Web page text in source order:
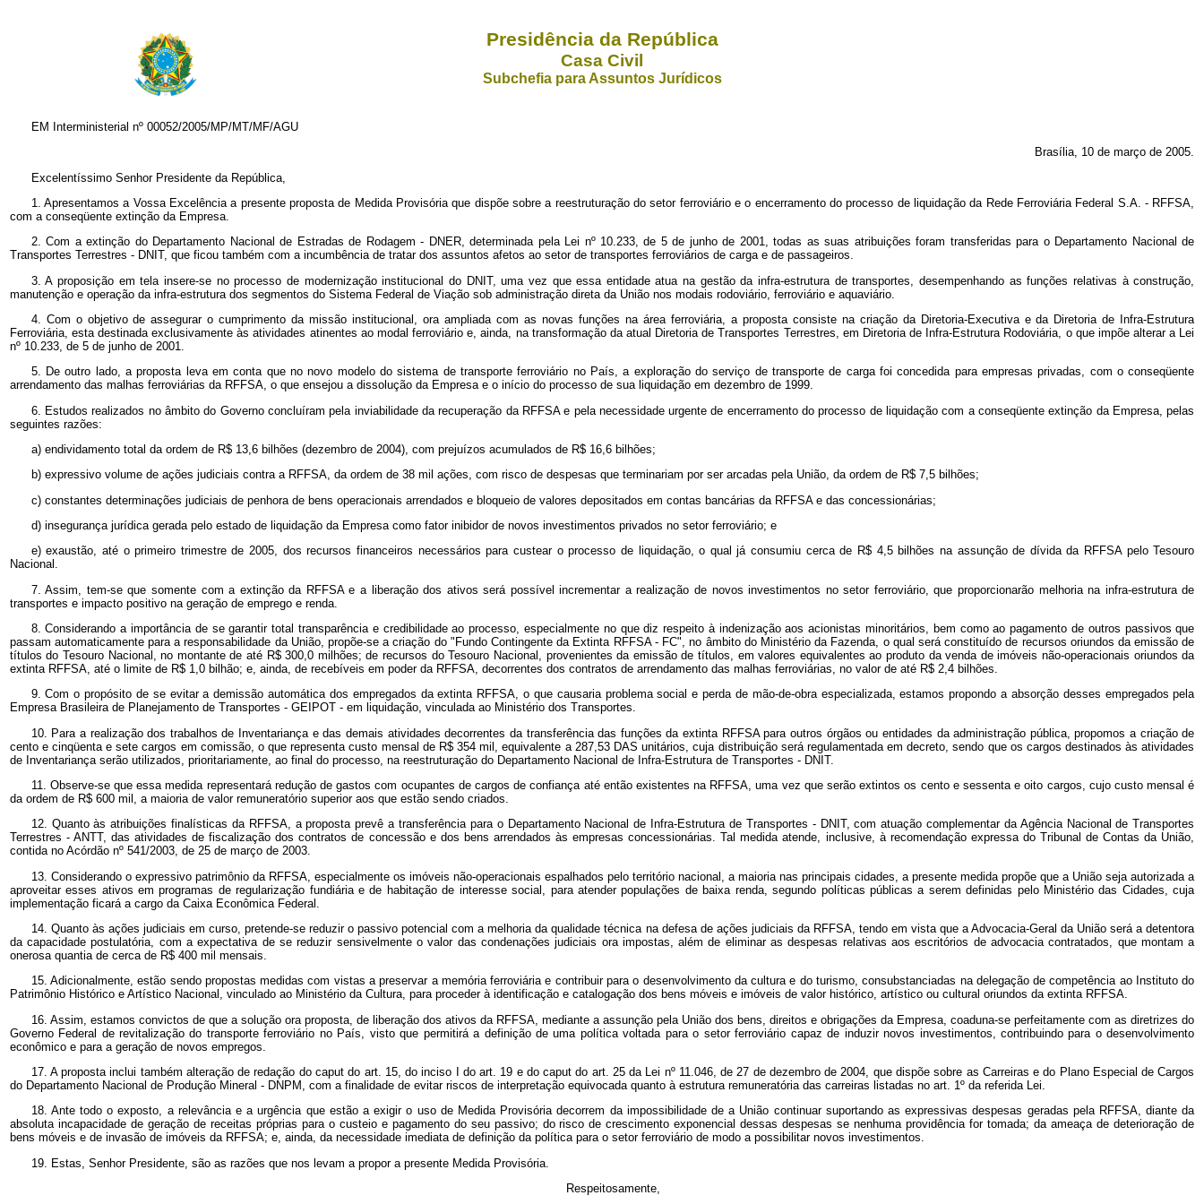
Presidência da República
Casa Civil
Subchefia para Assuntos Jurídicos
EM Interministerial nº 00052/2005/MP/MT/MF/AGU
Brasília, 10 de março de 2005.
Excelentíssimo Senhor Presidente da República,
1. Apresentamos a Vossa Excelência a presente proposta de Medida Provisória que dispõe sobre a reestruturação do setor ferroviário e o encerramento do processo de liquidação da Rede Ferroviária Federal S.A. - RFFSA,
com a conseqüente extinção da Empresa.
2. Com a extinção do Departamento Nacional de Estradas de Rodagem - DNER, determinada pela Lei nº 10.233, de 5 de junho de 2001, todas as suas atribuições foram transferidas para o Departamento Nacional de
Transportes Terrestres - DNIT, que ficou também com a incumbência de tratar dos assuntos afetos ao setor de transportes ferroviários de carga e de passageiros.
3. A proposição em tela insere-se no processo de modernização institucional do DNIT, uma vez que essa entidade atua na gestão da infra-estrutura de transportes, desempenhando as funções relativas à construção,
manutenção e operação da infra-estrutura dos segmentos do Sistema Federal de Viação sob administração direta da União nos modais rodoviário, ferroviário e aquaviário.
4. Com o objetivo de assegurar o cumprimento da missão institucional, ora ampliada com as novas funções na área ferroviária, a proposta consiste na criação da Diretoria-Executiva e da Diretoria de Infra-Estrutura
Ferroviária, esta destinada exclusivamente às atividades atinentes ao modal ferroviário e, ainda, na transformação da atual Diretoria de Transportes Terrestres, em Diretoria de Infra-Estrutura Rodoviária, o que impõe alterar a Lei
nº 10.233, de 5 de junho de 2001.
5. De outro lado, a proposta leva em conta que no novo modelo do sistema de transporte ferroviário no País, a exploração do serviço de transporte de carga foi concedida para empresas privadas, com o conseqüente
arrendamento das malhas ferroviárias da RFFSA, o que ensejou a dissolução da Empresa e o início do processo de sua liquidação em dezembro de 1999.
6. Estudos realizados no âmbito do Governo concluíram pela inviabilidade da recuperação da RFFSA e pela necessidade urgente de encerramento do processo de liquidação com a conseqüente extinção da Empresa, pelas
seguintes razões:
a) endividamento total da ordem de R$ 13,6 bilhões (dezembro de 2004), com prejuízos acumulados de R$ 16,6 bilhões;
b) expressivo volume de ações judiciais contra a RFFSA, da ordem de 38 mil ações, com risco de despesas que terminariam por ser arcadas pela União, da ordem de R$ 7,5 bilhões;
c) constantes determinações judiciais de penhora de bens operacionais arrendados e bloqueio de valores depositados em contas bancárias da RFFSA e das concessionárias;
d) insegurança jurídica gerada pelo estado de liquidação da Empresa como fator inibidor de novos investimentos privados no setor ferroviário; e
e) exaustão, até o primeiro trimestre de 2005, dos recursos financeiros necessários para custear o processo de liquidação, o qual já consumiu cerca de R$ 4,5 bilhões na assunção de dívida da RFFSA pelo Tesouro
Nacional.
7. Assim, tem-se que somente com a extinção da RFFSA e a liberação dos ativos será possível incrementar a realização de novos investimentos no setor ferroviário, que proporcionarão melhoria na infra-estrutura de
transportes e impacto positivo na geração de emprego e renda.
8. Considerando a importância de se garantir total transparência e credibilidade ao processo, especialmente no que diz respeito à indenização aos acionistas minoritários, bem como ao pagamento de outros passivos que
passam automaticamente para a responsabilidade da União, propõe-se a criação do "Fundo Contingente da Extinta RFFSA - FC", no âmbito do Ministério da Fazenda, o qual será constituído de recursos oriundos da emissão de
títulos do Tesouro Nacional, no montante de até R$ 300,0 milhões; de recursos do Tesouro Nacional, provenientes da emissão de títulos, em valores equivalentes ao produto da venda de imóveis não-operacionais oriundos da
extinta RFFSA, até o limite de R$ 1,0 bilhão; e, ainda, de recebíveis em poder da RFFSA, decorrentes dos contratos de arrendamento das malhas ferroviárias, no valor de até R$ 2,4 bilhões.
9. Com o propósito de se evitar a demissão automática dos empregados da extinta RFFSA, o que causaria problema social e perda de mão-de-obra especializada, estamos propondo a absorção desses empregados pela
Empresa Brasileira de Planejamento de Transportes - GEIPOT - em liquidação, vinculada ao Ministério dos Transportes.
10. Para a realização dos trabalhos de Inventariança e das demais atividades decorrentes da transferência das funções da extinta RFFSA para outros órgãos ou entidades da administração pública, propomos a criação de
cento e cinqüenta e sete cargos em comissão, o que representa custo mensal de R$ 354 mil, equivalente a 287,53 DAS unitários, cuja distribuição será regulamentada em decreto, sendo que os cargos destinados às atividades
de Inventariança serão utilizados, prioritariamente, ao final do processo, na reestruturação do Departamento Nacional de Infra-Estrutura de Transportes - DNIT.
11. Observe-se que essa medida representará redução de gastos com ocupantes de cargos de confiança até então existentes na RFFSA, uma vez que serão extintos os cento e sessenta e oito cargos, cujo custo mensal é
da ordem de R$ 600 mil, a maioria de valor remuneratório superior aos que estão sendo criados.
12. Quanto às atribuições finalísticas da RFFSA, a proposta prevê a transferência para o Departamento Nacional de Infra-Estrutura de Transportes - DNIT, com atuação complementar da Agência Nacional de Transportes
Terrestres - ANTT, das atividades de fiscalização dos contratos de concessão e dos bens arrendados às empresas concessionárias. Tal medida atende, inclusive, à recomendação expressa do Tribunal de Contas da União,
contida no Acórdão nº 541/2003, de 25 de março de 2003.
13. Considerando o expressivo patrimônio da RFFSA, especialmente os imóveis não-operacionais espalhados pelo território nacional, a maioria nas principais cidades, a presente medida propõe que a União seja autorizada a
aproveitar esses ativos em programas de regularização fundiária e de habitação de interesse social, para atender populações de baixa renda, segundo políticas públicas a serem definidas pelo Ministério das Cidades, cuja
implementação ficará a cargo da Caixa Econômica Federal.
14. Quanto às ações judiciais em curso, pretende-se reduzir o passivo potencial com a melhoria da qualidade técnica na defesa de ações judiciais da RFFSA, tendo em vista que a Advocacia-Geral da União será a detentora
da capacidade postulatória, com a expectativa de se reduzir sensivelmente o valor das condenações judiciais ora impostas, além de eliminar as despesas relativas aos escritórios de advocacia contratados, que montam a
onerosa quantia de cerca de R$ 400 mil mensais.
15. Adicionalmente, estão sendo propostas medidas com vistas a preservar a memória ferroviária e contribuir para o desenvolvimento da cultura e do turismo, consubstanciadas na delegação de competência ao Instituto do
Patrimônio Histórico e Artístico Nacional, vinculado ao Ministério da Cultura, para proceder à identificação e catalogação dos bens móveis e imóveis de valor histórico, artístico ou cultural oriundos da extinta RFFSA.
16. Assim, estamos convictos de que a solução ora proposta, de liberação dos ativos da RFFSA, mediante a assunção pela União dos bens, direitos e obrigações da Empresa, coaduna-se perfeitamente com as diretrizes do
Governo Federal de revitalização do transporte ferroviário no País, visto que permitirá a definição de uma política voltada para o setor ferroviário capaz de induzir novos investimentos, contribuindo para o desenvolvimento
econômico e para a geração de novos empregos.
17. A proposta inclui também alteração de redação do caput do art. 15, do inciso I do art. 19 e do caput do art. 25 da Lei nº 11.046, de 27 de dezembro de 2004, que dispõe sobre as Carreiras e do Plano Especial de Cargos
do Departamento Nacional de Produção Mineral - DNPM, com a finalidade de evitar riscos de interpretação equivocada quanto à estrutura remuneratória das carreiras listadas no art. 1º da referida Lei.
18. Ante todo o exposto, a relevância e a urgência que estão a exigir o uso de Medida Provisória decorrem da impossibilidade de a União continuar suportando as expressivas despesas geradas pela RFFSA, diante da
absoluta incapacidade de geração de receitas próprias para o custeio e pagamento do seu passivo; do risco de crescimento exponencial dessas despesas se nenhuma providência for tomada; da ameaça de deterioração de
bens móveis e de invasão de imóveis da RFFSA; e, ainda, da necessidade imediata de definição da política para o setor ferroviário de modo a possibilitar novos investimentos.
19. Estas, Senhor Presidente, são as razões que nos levam a propor a presente Medida Provisória.
Respeitosamente,